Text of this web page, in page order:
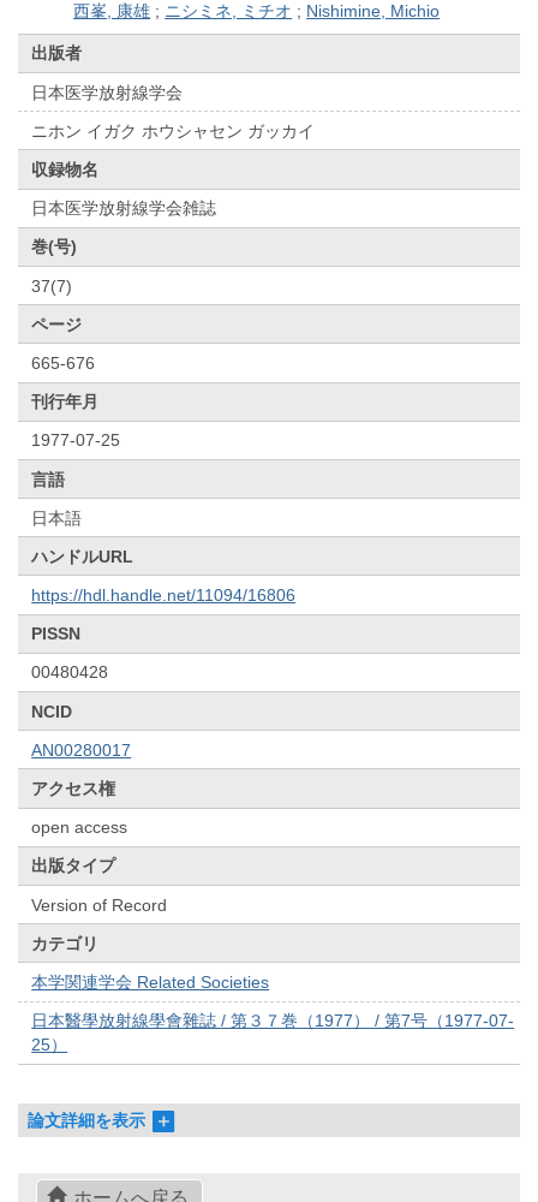
西峯, 康雄 ; ニシミネ, ミチオ ; Nishimine, Michio
出版者
日本医学放射線学会
ニホン イガク ホウシャセン ガッカイ
収録物名
日本医学放射線学会雑誌
巻(号)
37(7)
ページ
665-676
刊行年月
1977-07-25
言語
日本語
ハンドルURL
https://hdl.handle.net/11094/16806
PISSN
00480428
NCID
AN00280017
アクセス権
open access
出版タイプ
Version of Record
カテゴリ
本学関連学会 Related Societies
日本醫學放射線學會雜誌 / 第３７巻（1977） / 第7号（1977-07-
25）
論文詳細を表示